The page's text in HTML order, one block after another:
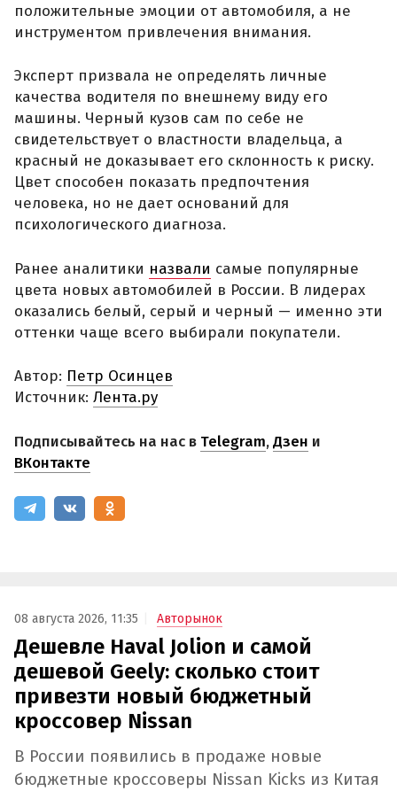
положительные эмоции от автомобиля, а не
инструментом привлечения внимания.
Эксперт призвала не определять личные
качества водителя по внешнему виду его
машины. Черный кузов сам по себе не
свидетельствует о властности владельца, а
красный не доказывает его склонность к риску.
Цвет способен показать предпочтения
человека, но не дает оснований для
психологического диагноза.
Ранее аналитики назвали самые популярные
цвета новых автомобилей в России. В лидерах
оказались белый, серый и черный — именно эти
оттенки чаще всего выбирали покупатели.
Автор: Петр Осинцев
Источник: Лента.ру
Подписывайтесь на нас в Telegram,Дзен и
ВКонтакте
08 августа 2026, 11:35 Авторынок
Дешевле Haval Jolion и самой
дешевой Geely: сколько стоит
привезти новый бюджетный
кроссовер Nissan
В России появились в продаже новые
бюджетные кроссоверы Nissan Kicks из Китая